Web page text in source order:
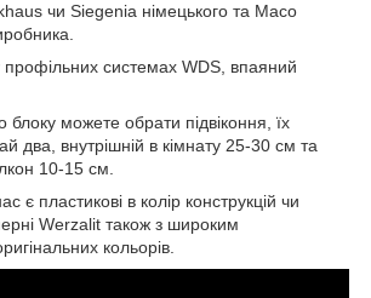
чи Siegenia німецького та Maco
системах WDS, впаяний
блоку можете обрати підвіконня, їх
два, внутрішній в кімнату 25-30 см та
10-15 см.
є пластикові в колір конструкцій чи
Werzalit також з широким
кольорів.